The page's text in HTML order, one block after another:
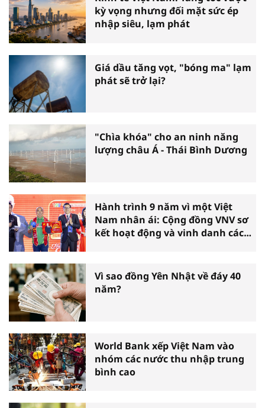
kỳ vọng nhưng đối mặt sức ép
nhập siêu, lạm phát
Giá dầu tăng vọt, "bóng ma" lạm
phát sẽ trở lại?
"Chìa khóa" cho an ninh năng
lượng châu Á - Thái Bình Dương
Hành trình 9 năm vì một Việt
Nam nhân ái: Cộng đồng VNV sơ
kết hoạt động và vinh danh các
Vì sao đồng Yên Nhật về đáy 40
năm?
World Bank xếp Việt Nam vào
nhóm các nước thu nhập trung
bình cao